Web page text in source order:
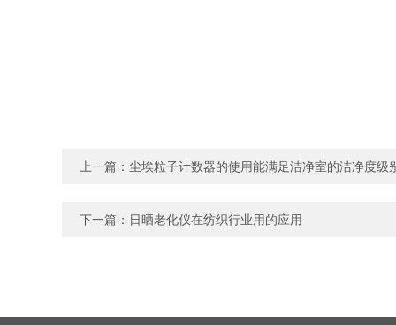
上一篇： 尘埃粒子计数器的使用能满足洁净室的洁净度级
下一篇： 日晒老化仪在纺织行业用的应用